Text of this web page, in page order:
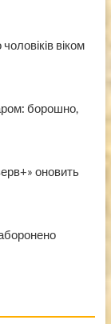
віком
борошно,
оновить